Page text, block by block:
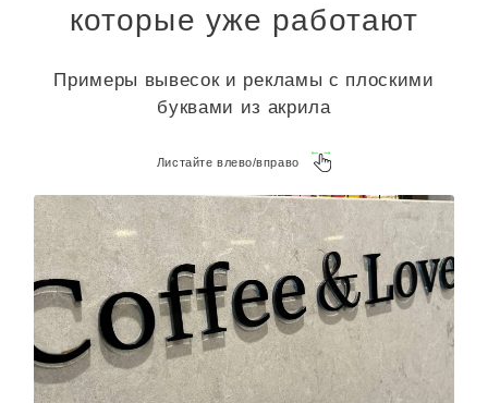
которые уже работают
Примеры вывесок и рекламы с плоскими
буквами из акрила
Листайте влево/вправо